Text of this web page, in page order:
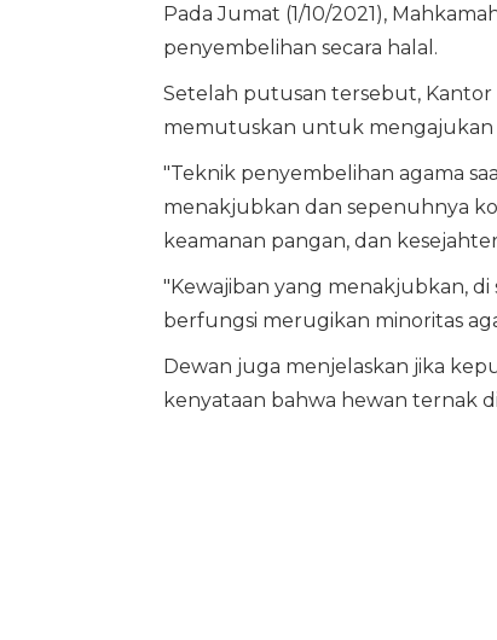
Pada Jumat (1/10/2021),
penyembelihan secara halal.
Setelah putusan tersebut, Kantor
memutuskan untuk
"Teknik penyembelihan agama
menakjubkan dan sepenuhnya
keamanan pangan, dan
"Kewajiban yang menakjubkan, di
berfungsi merugikan minoritas
Dewan juga menjelaskan jika
kenyataan bahwa hewan ternak